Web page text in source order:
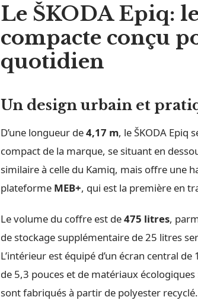
Le ŠKODA Epiq:
compacte conçu
quotidien
Un design urbain et
D’une longueur de4,17 m, le ŠKODA Epiq
compact de la marque, se situant en
similaire à celle du Kamiq, mais offre une
plateforme MEB+, qui est la première en
Le volume du coffre est de475 litres,
de stockage supplémentaire de 25 litres
L’intérieur est équipé d’un écran central
de 5,3 pouces et de matériaux écologiques
sont fabriqués à partir de polyester recyclé.